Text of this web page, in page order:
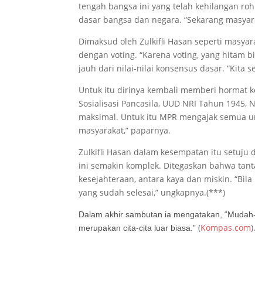
tengah bangsa ini yang telah kehilangan
dasar bangsa dan negara. “Sekarang
Dimaksud oleh Zulkifli Hasan seperti
dengan voting. “Karena voting, yang hitam
jauh dari nilai-nilai konsensus dasar. “Kita
Untuk itu dirinya kembali memberi hormat
Sosialisasi Pancasila, UUD NRI Tahun
maksimal. Untuk itu MPR mengajak semua
masyarakat,” paparnya.
Zulkifli Hasan dalam kesempatan itu setuju
ini semakin komplek. Ditegaskan bahwa
kesejahteraan, antara kaya dan miskin.
yang sudah selesai,” ungkapnya.(***)
Dalam akhir sambutan ia mengatakan,
merupakan cita-cita luar biasa.” (Kompas.com).